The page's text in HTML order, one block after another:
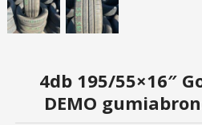
4db 195/55×16″
DEMO